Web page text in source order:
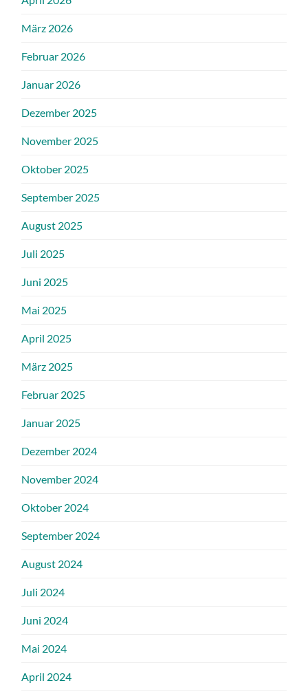
März 2026
Februar 2026
Januar 2026
Dezember 2025
November 2025
Oktober 2025
September 2025
August 2025
Juli 2025
Juni 2025
Mai 2025
April 2025
März 2025
Februar 2025
Januar 2025
Dezember 2024
November 2024
Oktober 2024
September 2024
August 2024
Juli 2024
Juni 2024
Mai 2024
April 2024